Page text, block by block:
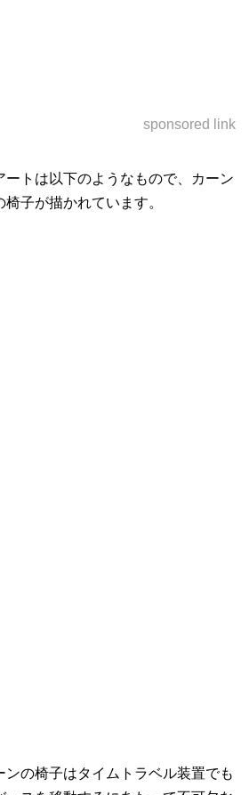
sponsored link
ートは以下のようなもので、カーン
子が描かれています。
ンの椅子はタイムトラベル装置でも